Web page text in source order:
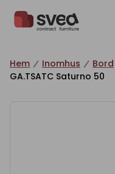
Hem Inomhus Bord
GA.TSATC Saturno 50